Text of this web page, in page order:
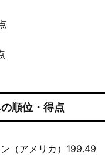
順位・得点
（アメリカ）199.49